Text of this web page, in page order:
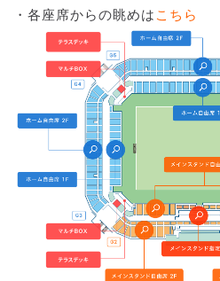
・各座席からの眺めは こちら